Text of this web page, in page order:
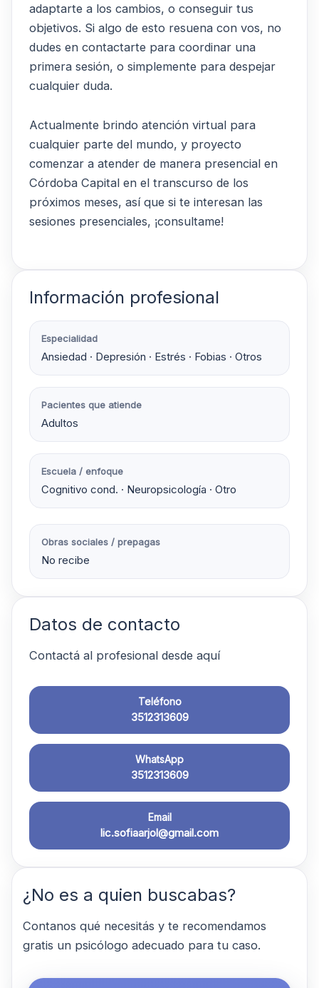
adaptarte a los cambios, o conseguir tus
objetivos. Si algo de esto resuena con vos, no
dudes en contactarte para coordinar una
primera sesión, o simplemente para despejar
cualquier duda.
Actualmente brindo atención virtual para
cualquier parte del mundo, y proyecto
comenzar a atender de manera presencial en
Córdoba Capital en el transcurso de los
próximos meses, así que si te interesan las
sesiones presenciales, ¡consultame!
Información profesional
Especialidad
Ansiedad · Depresión · Estrés · Fobias · Otros
Pacientes que atiende
Adultos
Escuela / enfoque
Cognitivo cond. · Neuropsicología · Otro
Obras sociales / prepagas
No recibe
Datos de contacto
Contactá al profesional desde aquí
Teléfono
3512313609
WhatsApp
3512313609
Email
lic.sofiaarjol@gmail.com
¿No es a quien buscabas?
Contanos qué necesitás y te recomendamos
gratis un psicólogo adecuado para tu caso.